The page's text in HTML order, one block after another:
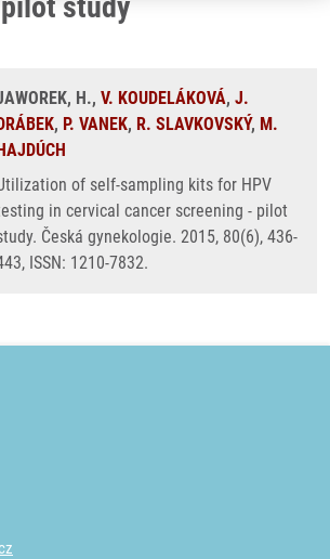
H., V. KOUDELÁKOVÁ, J.
, P. VANEK, R. SLAVKOVSKÝ, M.
of self-sampling kits for HPV
in cervical cancer screening - pilot
Česká gynekologie. 2015, 80(6), 436-
ISSN: 1210-7832.